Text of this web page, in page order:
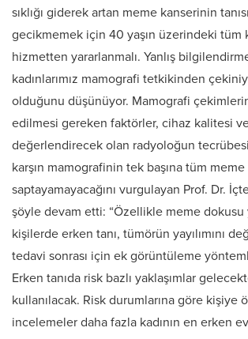
sıklığı giderek artan meme kanserinin
gecikmemek için 40 yaşın üzerindeki tüm
hizmetten yararlanmalı. Yanlış
kadınlarımız mamografi tetkikinden
olduğunu düşünüyor. Mamografi
edilmesi gereken faktörler, cihaz kalitesi
değerlendirecek olan radyoloğun
karşın mamografinin tek başına tüm
saptayamayacağını vurgulayan Prof. Dr.
şöyle devam etti: “Özellikle meme dokusu
kişilerde erken tanı, tümörün yayılımını
tedavi sonrası için ek görüntüleme
Erken tanıda risk bazlı yaklaşımlar
kullanılacak. Risk durumlarına göre kişiye
incelemeler daha fazla kadının en erken